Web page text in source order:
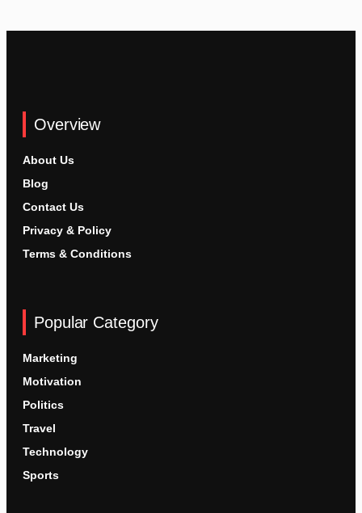
Overview
About Us
Blog
Contact Us
Privacy & Policy
Terms & Conditions
Popular Category
Marketing
Motivation
Politics
Travel
Technology
Sports